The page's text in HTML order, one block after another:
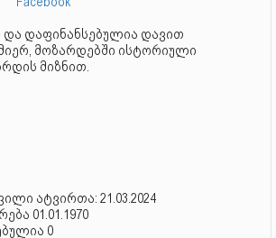
და დაფინანსებულია დავით
მოზარდებში ისტორიული
მიზნით.
ატვირთა: 21.03.2024
01.01.1970
0